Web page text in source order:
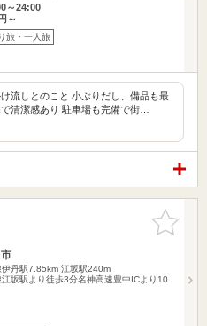
～24:00
～
旅・一人旅
流しとのこと 小ぶりだし、備品も最
清潔感あり 駐車場も完備で街…
お気に入
りに追加
伊丹駅7.85km 江坂駅240m
坂駅より徒歩3分名神高速豊中ICより10